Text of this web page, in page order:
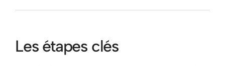
Les étapes clés